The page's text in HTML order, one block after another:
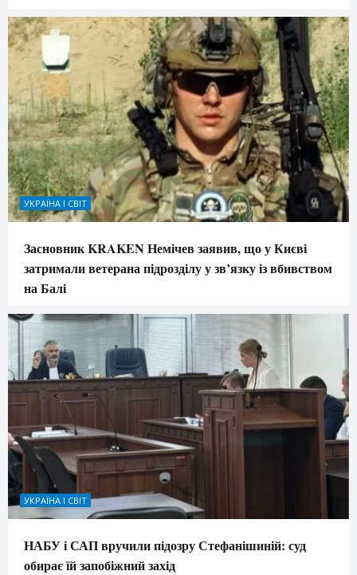
УКРАЇНА І СВІТ
Засновник KRAKEN Немічев заявив, що у Києві
затримали ветерана підрозділу у зв’язку із вбивством
на Балі
УКРАЇНА І СВІТ
НАБУ і САП вручили підозру Стефанішиній: суд
обирає їй запобіжний захід